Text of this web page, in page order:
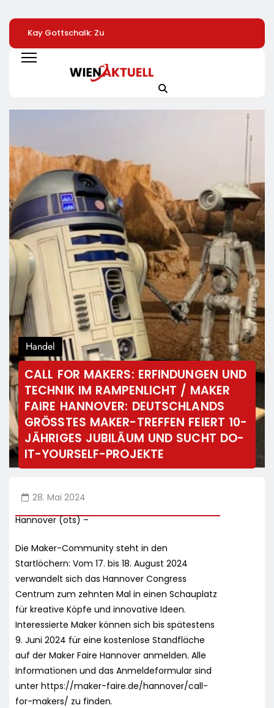
Kay Gottschalk: Zu
Spät, Zu Wenig:
Bundesregierung
Bleibt Echte
Krankenversicherung
Ausgezeichnet
Pizzeria: Gustavo
Handel
CALL FOR MAKERS: ERFINDUNGEN UND
TECHNIK IM RAMPENLICHT / MAKER
FAIRE HANNOVER: DEUTSCHLANDS
GRÖSSTES MAKER-TREFFEN FEIERT 10-J
ÄHRIGES JUBILÄUM UND SUCHT DO-I
T-YOURSELF-PROJEKTE
28. Mai 2024
Hannover (ots) –
Die Maker-Community steht in den
Startlöchern: Vom 17. bis 18. August 2024
verwandelt sich das Hannover Congress
Centrum zum zehnten Mal in einen Schauplatz
für kreative Köpfe und innovative Ideen.
Interessierte Maker können sich bis spätestens
9. Juni 2024 für eine kostenlose Standfläche
auf der Maker Faire Hannover anmelden. Alle
Informationen und das Anmeldeformular sind
unter https://maker-faire.de/hannover/call-
for-makers/ zu finden.